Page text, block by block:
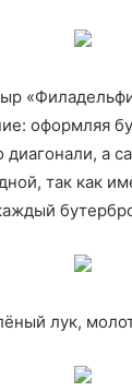
оформляя
а
так как
лук,